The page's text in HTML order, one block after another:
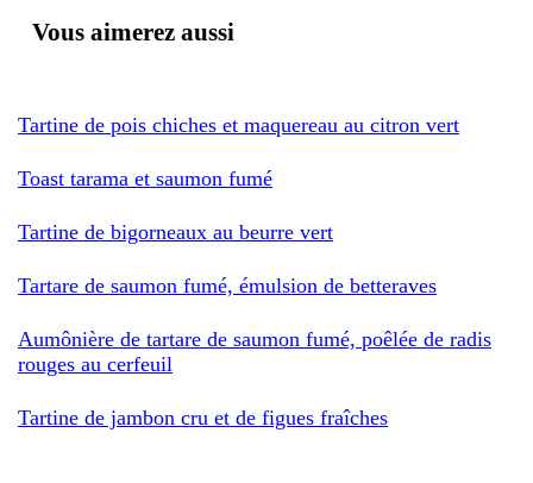
Vous aimerez aussi
Tartine de pois chiches et maquereau au citron vert
Toast tarama et saumon fumé
Tartine de bigorneaux au beurre vert
Tartare de saumon fumé, émulsion de betteraves
Aumônière de tartare de saumon fumé, poêlée de radis
rouges au cerfeuil
Tartine de jambon cru et de figues fraîches